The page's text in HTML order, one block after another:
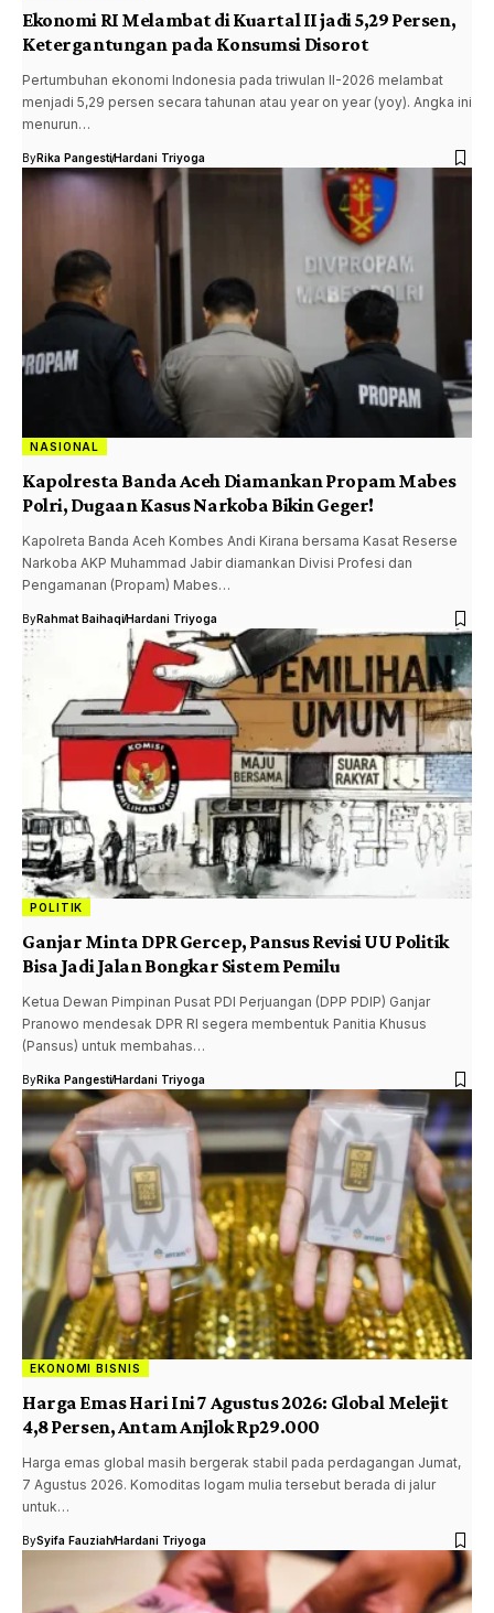
Ekonomi RI Melambat di Kuartal II jadi 5,29 Persen,
Ketergantungan pada Konsumsi Disorot
Pertumbuhan ekonomi Indonesia pada triwulan II-2026 melambat
menjadi 5,29 persen secara tahunan atau year on year (yoy). Angka ini
menurun…
ByRika PangestiHardani Triyoga
NASIONAL
Kapolresta Banda Aceh Diamankan Propam Mabes
Polri, Dugaan Kasus Narkoba Bikin Geger!
Kapolreta Banda Aceh Kombes Andi Kirana bersama Kasat Reserse
Narkoba AKP Muhammad Jabir diamankan Divisi Profesi dan
Pengamanan (Propam) Mabes…
ByRahmat BaihaqiHardani Triyoga
POLITIK
Ganjar Minta DPR Gercep, Pansus Revisi UU Politik
Bisa Jadi Jalan Bongkar Sistem Pemilu
Ketua Dewan Pimpinan Pusat PDI Perjuangan (DPP PDIP) Ganjar
Pranowo mendesak DPR RI segera membentuk Panitia Khusus
(Pansus) untuk membahas…
ByRika PangestiHardani Triyoga
EKONOMI BISNIS
Harga Emas Hari Ini 7 Agustus 2026: Global Melejit
4,8 Persen, Antam Anjlok Rp29.000
Harga emas global masih bergerak stabil pada perdagangan Jumat,
7 Agustus 2026. Komoditas logam mulia tersebut berada di jalur
untuk…
BySyifa FauziahHardani Triyoga